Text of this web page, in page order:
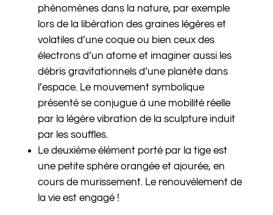
phénomènes dans la nature, par exemple
lors de la libération des graines légères et
volatiles d’une coque ou bien ceux des
électrons d’un atome et imaginer aussi les
débris gravitationnels d’une planète dans
l’espace. Le mouvement symbolique
présenté se conjugue à une mobilité réelle
par la légère vibration de la sculpture induit
par les souffles.
Le deuxième élément porté par la tige est
une petite sphère orangée et ajourée, en
cours de murissement. Le renouvèlement de
la vie est engagé !